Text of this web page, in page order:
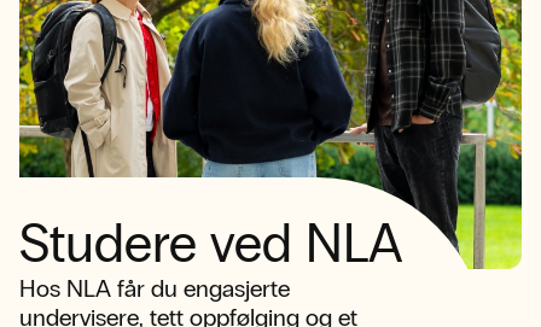
Studere ved NLA
Hos NLA får du engasjerte
undervisere, tett oppfølging og et